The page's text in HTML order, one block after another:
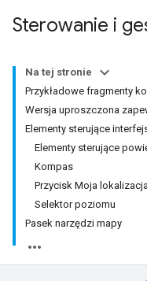
Sterowanie i
Na tej stronie
Przykładowe fragmenty
Wersja uproszczona
Elementy sterujące
Elementy sterujące
Kompas
Przycisk Moja lokalizacja
Selektor poziomu
Pasek narzędzi mapy